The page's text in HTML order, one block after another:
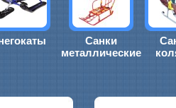
Санки
металлические